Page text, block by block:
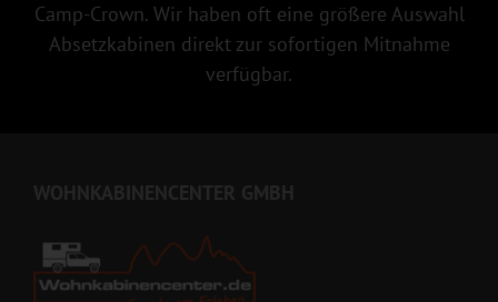
Camp-Crown. Wir haben oft eine größere Auswahl
Absetzkabinen direkt zur sofortigen Mitnahme
verfügbar.
WOHNKABINENCENTER GMBH